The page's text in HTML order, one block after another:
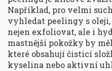
Například, pro velmi
vyhledat peelingy s
nejen exfoliovat, ale i
mastnější pokožky by
které obsahují čisticí
kyselina nebo aktivní